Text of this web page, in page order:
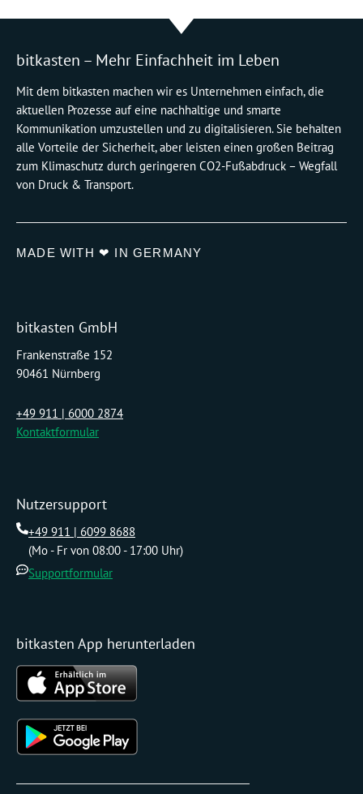
bitkasten – Mehr Einfachheit im Leben
Mit dem bitkasten machen wir es Unternehmen einfach, die
aktuellen Prozesse auf eine nachhaltige und smarte
Kommunikation umzustellen und zu digitalisieren. Sie behalten
alle Vorteile der Sicherheit, aber leisten einen großen Beitrag
zum Klimaschutz durch geringeren CO2-Fußabdruck – Wegfall
von Druck & Transport.
MADE WITH ❤ IN GERMANY
bitkasten GmbH
Frankenstraße 152
90461 Nürnberg
+49 911 | 6000 2874
Kontaktformular
Nutzersupport
+49 911 | 6099 8688
(Mo - Fr von 08:00 - 17:00 Uhr)
Supportformular
bitkasten App herunterladen